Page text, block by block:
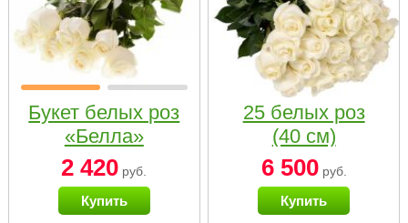
Букет белых роз
«Белла»
2 420 руб.
Купить
25 белых роз
(40 см)
6 500руб.
Купить